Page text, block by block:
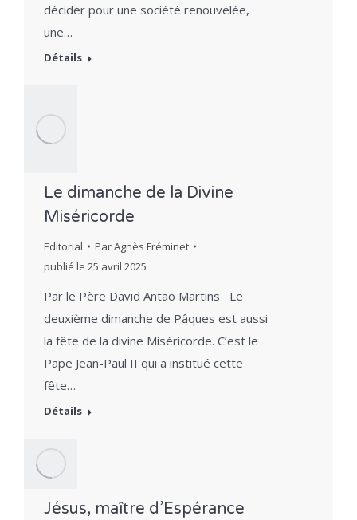
décider pour une société renouvelée,
une…
Détails
Le dimanche de la Divine
Miséricorde
Editorial ParAgnès Fréminet
publié le 25 avril 2025
Par le Père David Antao Martins Le
deuxième dimanche de Pâques est aussi
la fête de la divine Miséricorde. C’est le
Pape Jean-Paul II qui a institué cette
fête…
Détails
Jésus, maître d’Espérance